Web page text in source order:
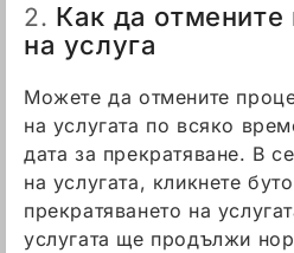
2. Как да отмените
на услуга
Можете да отмените
на услугата по всяко
дата за прекратяване. В
на услугата, кликнете
прекратяването на
услугата ще продължи